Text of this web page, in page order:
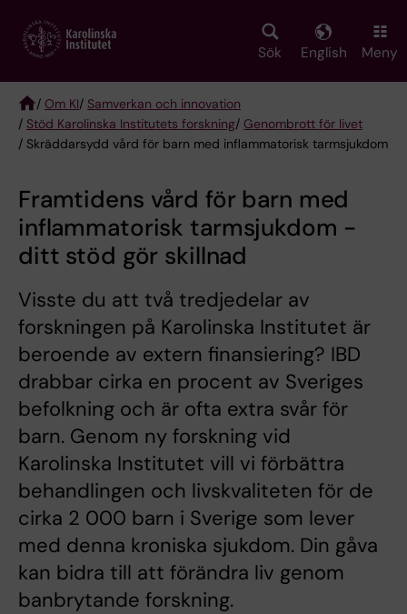
main
Sök English Meny
Breadcrumb
/ Om KI/ Samverkan och innovation
/ Stöd Karolinska Institutets forskning/ Genombrott för livet
/ Skräddarsydd vård för barn med inflammatorisk tarmsjukdom
Framtidens vård för barn med
inflammatorisk tarmsjukdom -
ditt stöd gör skillnad
Visste du att två tredjedelar av
forskningen på Karolinska Institutet är
beroende av extern finansiering? IBD
drabbar cirka en procent av Sveriges
befolkning och är ofta extra svår för
barn. Genom ny forskning vid
Karolinska Institutet vill vi förbättra
behandlingen och livskvaliteten för de
cirka 2 000 barn i Sverige som lever
med denna kroniska sjukdom. Din gåva
kan bidra till att förändra liv genom
banbrytande forskning.